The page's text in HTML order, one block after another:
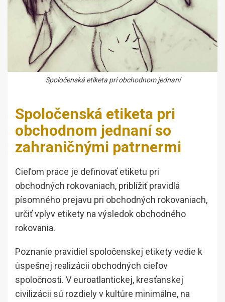
Spoločenská etiketa pri obchodnom jednaní
Spoločenská etiketa pri
obchodnom jednaní so
zahraničnými patrnermi
Cieľom práce je definovať etiketu pri
obchodných rokovaniach, priblížiť pravidlá
písomného prejavu pri obchodných rokovaniach,
určiť vplyv etikety na výsledok obchodného
rokovania.
Poznanie pravidiel spoločenskej etikety vedie k
úspešnej realizácii obchodných cieľov
spoločnosti. V euroatlantickej, kresťanskej
civilizácii sú rozdiely v kultúre minimálne, na